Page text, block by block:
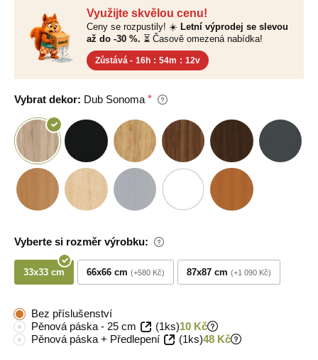
Využijte skvělou cenu!
Ceny se rozpustily! ☀️ Letní výprodej se slevou
až do -30 %. ⏳ Časově omezená nabídka!
Zůstává - 16h : 54m : 11v
Vybrat dekor: Dub Sonoma
Vyberte si rozměr výrobku:
33x33 cm 66x66 cm +580 Kč 87x87 cm +1 090 Kč
Bez příslušenství
Pěnová páska - 25 cm
(1ks)10 Kč
Pěnová páska + Předlepení
(1ks)48 Kč